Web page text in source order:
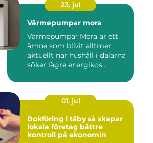
23. jul
Värmepumpar mora
Värmepumpar Mora är ett
ämne som blivit alltmer
aktuellt när hushåll i dalarna
söker lägre energikos...
01. jul
Bokföring i täby så skapar
lokala företag bättre
kontroll på ekonomin